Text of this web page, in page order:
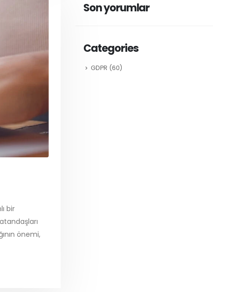
bir
önemi,
Son yorumlar
Categories
GDPR (60)